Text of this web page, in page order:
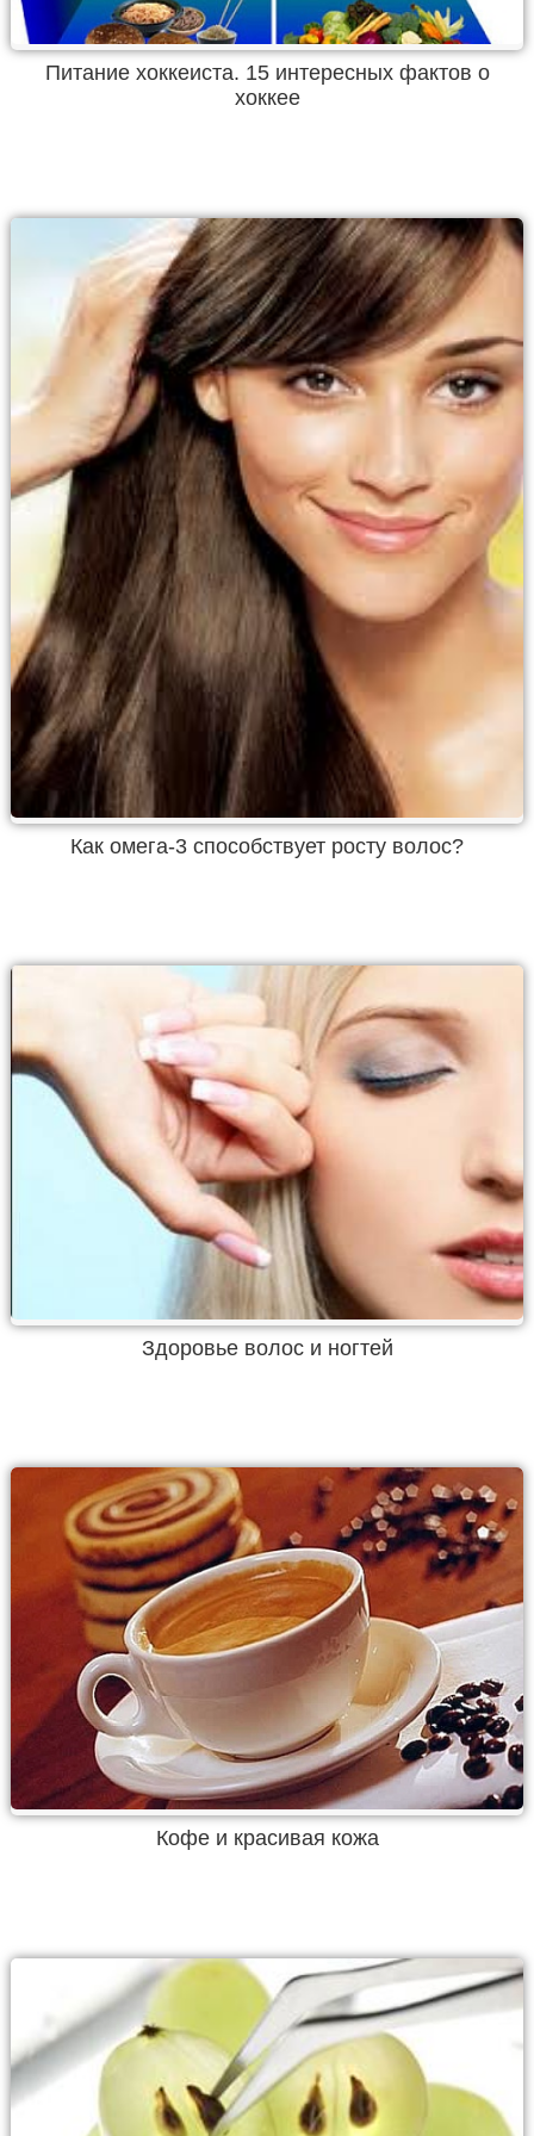
Питание хоккеиста. 15 интересных фактов о
хоккее
Как омега-3 способствует росту волос?
Здоровье волос и ногтей
Кофе и красивая кожа